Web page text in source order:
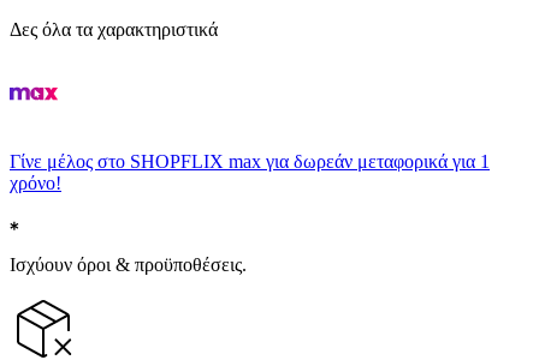
Δες όλα τα χαρακτηριστικά
Γίνε μέλος στο SHOPFLIX max για δωρεάν μεταφορικά για 1
χρόνο!
Ισχύουν όροι & προϋποθέσεις.